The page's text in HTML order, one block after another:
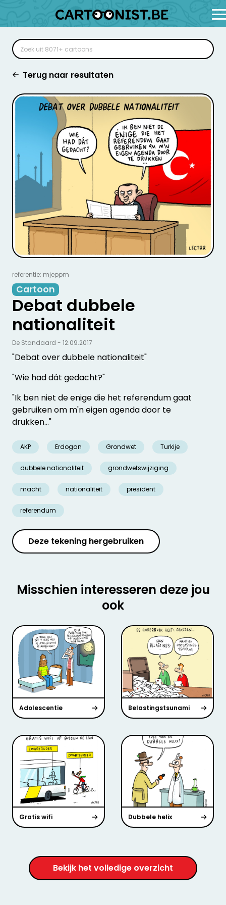
Terug naar resultaten
referentie: mjeppm
Cartoon
Debat dubbele
nationaliteit
"Debat over dubbele nationaliteit"
"Wie had dát gedacht?"
"Ik ben niet de enige die het referendum gaat
gebruiken om m'n eigen agenda door te
drukken..."
AKP Erdogan Grondwet Turkije
dubbele nationaliteit grondwetswijziging
macht nationaliteit president
referendum
De Standaard - 12.09.2017
Deze tekening hergebruiken
Misschien interesseren deze jou
ook
Adolescentie Belastingstsunami
Gratis wifi Dubbele helix
Bekijk het volledige overzicht